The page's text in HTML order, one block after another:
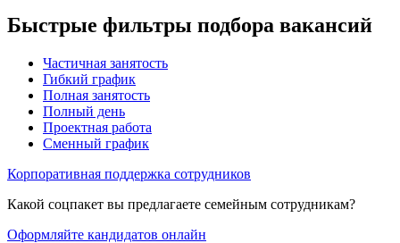
Быстрые фильтры подбора вакансий
Частичная занятость
Гибкий график
Полная занятость
Полный день
Проектная работа
Сменный график
Корпоративная поддержка сотрудников
Какой соцпакет вы предлагаете семейным сотрудникам?
Оформляйте кандидатов онлайн